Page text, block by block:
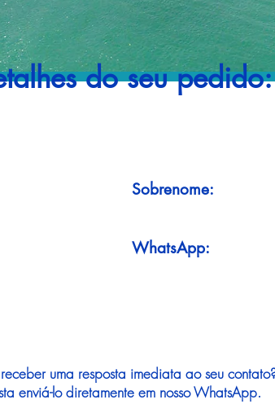
do seu pedido:
Sobrenome:
WhatsApp:
uma resposta imediata ao seu
enviá-lo diretamente em nosso WhatsApp.